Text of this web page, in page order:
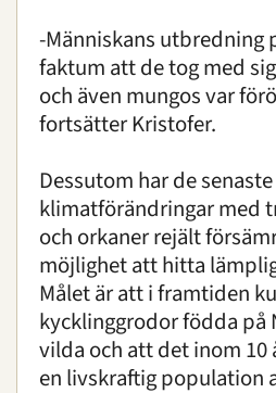
-Människans utbredning
faktum att de tog med
och även mungos var
fortsätter Kristofer.
Dessutom har de
klimatförändringar med
och orkaner rejält
möjlighet att hitta
Målet är att i framtiden
kycklinggrodor födda på
vilda och att det inom 10
en livskraftig population